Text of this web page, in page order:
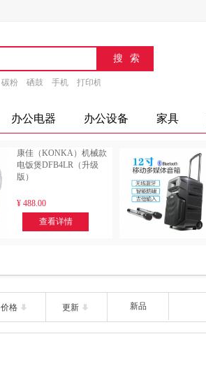
碳粉 硒鼓 手机 打印机
办公电器 办公设备 家具
康佳（KONKA）机械款
电饭煲DFB4LR（升级
版）
¥ 488.00
查看详情
价格 更新 新品